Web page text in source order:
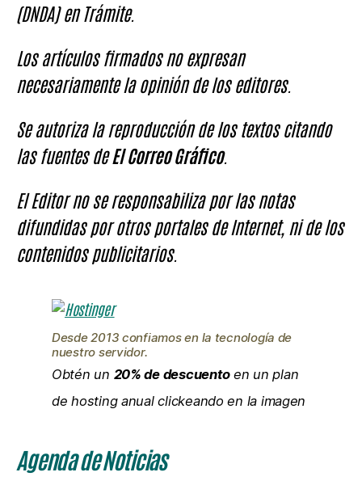
(DNDA) en Trámite.
Los artículos firmados no expresan
necesariamente la opinión de los editores.
Se autoriza la reproducción de los textos citando
las fuentes deEl Correo Gráfico.
El Editor no se responsabiliza por las notas
difundidas por otros portales de Internet, ni de los
contenidos publicitarios.
Desde 2013 confiamos en la tecnología de
nuestro servidor.
Obtén un 20% de descuentoen un plan
de hosting anual clickeando en la imagen
Agenda de Noticias